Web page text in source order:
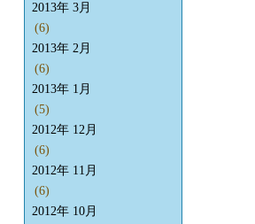
2013年 3月
(6)
2013年 2月
(6)
2013年 1月
(5)
2012年 12月
(6)
2012年 11月
(6)
2012年 10月